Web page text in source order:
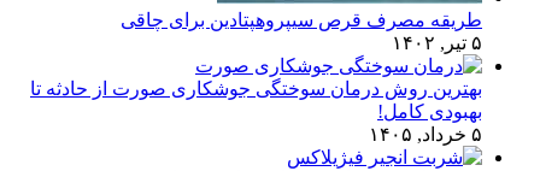
طریقه مصرف قرص سیپروهپتادین برای چاقی
۵ تیر, ۱۴۰۲
بهترین روش درمان سوختگی جوشکاری صورت از حادثه تا
بهبودی کامل!
۵ خرداد, ۱۴۰۵